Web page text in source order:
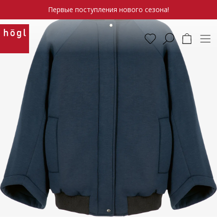
Первые поступления нового сезона!